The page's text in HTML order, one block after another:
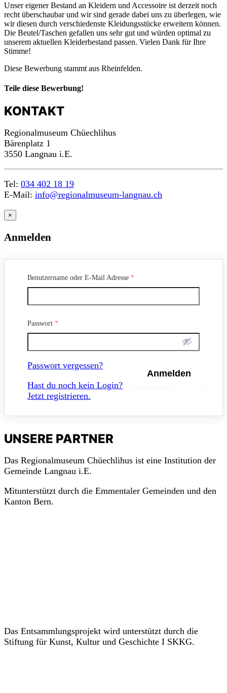
Unser eigener Bestand an Kleidern und Accessoire ist derzeit noch
recht überschaubar und wir sind gerade dabei uns zu überlegen, wie
wir diesen durch verschiedenste Kleidungsstücke erweitern können.
Die Beutel/Taschen gefallen uns sehr gut und würden optimal zu
unserem aktuellen Kleiderbestand passen. Vielen Dank für Ihre
Stimme!
Diese Bewerbung stammt aus Rheinfelden.
Teile diese Bewerbung!
KONTAKT
Regionalmuseum Chüechlihus
Bärenplatz 1
3550 Langnau i.E.
Tel: 034 402 18 19
E-Mail: info@regionalmuseum-langnau.ch
×
Anmelden
Benutzername oder E-Mail Adresse *
Passwort *
Passwort vergessen?
Hast du noch kein Login?
Jetzt registrieren.
UNSERE PARTNER
Das Regionalmuseum Chüechlihus ist eine Institution der
Gemeinde Langnau i.E.
Mitunterstützt durch die Emmentaler Gemeinden und den
Kanton Bern.
Das Entsammlungsprojekt wird unterstützt durch die
Stiftung für Kunst, Kultur und Geschichte I SKKG.